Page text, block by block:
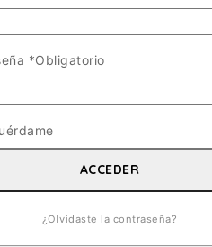
*Obligatorio
ACCEDER
¿Olvidaste la contraseña?